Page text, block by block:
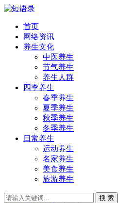
首页
网络资讯
养生文化
中医养生
节气养生
养生人群
四季养生
春季养生
夏季养生
秋季养生
冬季养生
日常养生
运动养生
名家养生
美食养生
旅游养生
搜 索